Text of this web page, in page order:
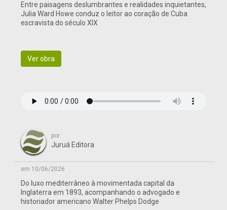
Entre paisagens deslumbrantes e realidades inquietantes,
Julia Ward Howe conduz o leitor ao coração de Cuba
escravista do século XIX
Ver obra
por:
Juruá Editora
em 10/06/2026
Do luxo mediterrâneo à movimentada capital da
Inglaterra em 1893, acompanhando o advogado e
historiador americano Walter Phelps Dodge